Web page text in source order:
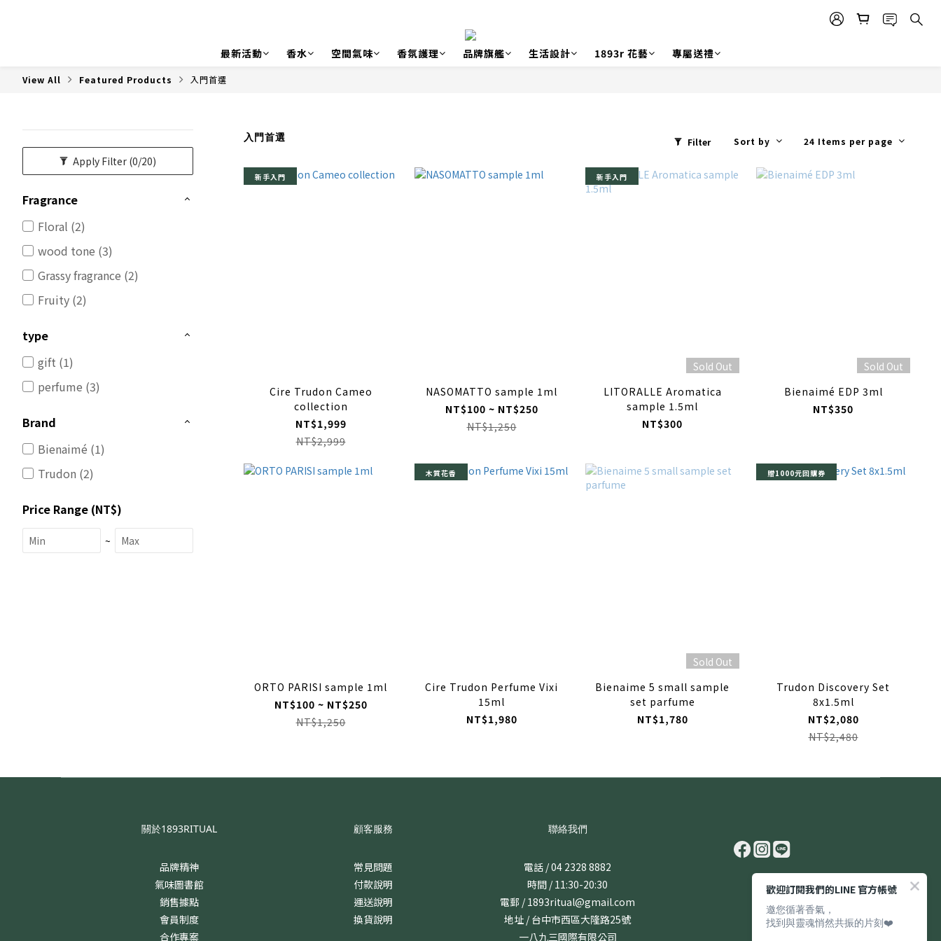
最新活動 香水 空間氣味 香氛護理 品牌旗艦 生活設計 1893r 花藝 專屬送禮
View All Featured Products 入門首選
Apply Filter (0/20)
Fragrance
Grassy fragrance (2)
Fruity (2)
wood tone (3)
Floral (2)
type
gift (1)
perfume (3)
Brand
Bienaimé (1)
Trudon (2)
Price Range (NT$)
~
入門首選 Filter Sort by 24 Items per page
新手入門
Cire Trudon Cameo
collection
NT$1,999
NT$2,999
NASOMATTO sample 1ml
NT$100 ~ NT$250
NT$1,250
新手入門
Sold Out
LITORALLE Aromatica
sample 1.5ml
NT$300
Sold Out
Bienaimé EDP 3ml
NT$350
ORTO PARISI sample 1ml
NT$100 ~ NT$250
NT$1,250
木質花香
Cire Trudon Perfume Vixi
15ml
NT$1,980
Sold Out
Bienaime 5 small sample
set parfume
NT$1,780
贈1000元回購券
Trudon Discovery Set
8x1.5ml
NT$2,080
NT$2,480
關於1893RITUAL
品牌精神
氣味圖書館
銷售據點
會員制度
合作專案
顧客服務
常見問題
付款說明
運送說明
換貨說明
聯絡我們
電話 / 04 2328 8882
時間 / 11:30-20:30
電郵 / 1893ritual@gmail.com
地址 / 台中市西區大隆路25號
一八九三國際有限公司
歡迎訂閱我們的LINE 官方帳號
邀您循著香氣，
找到與靈魂悄然共振的片刻❤️